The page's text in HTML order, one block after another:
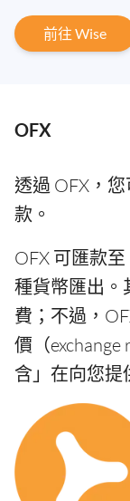
前往 Wise
OFX
透過 OFX，
款。
OFX 可匯款
種貨幣匯出。
費；不過，
價（
含」在向您提